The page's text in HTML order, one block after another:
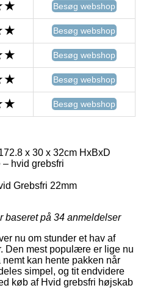
Besøg webshop
Besøg webshop
Besøg webshop
Besøg webshop
Besøg webshop
x 30 x 32cm HxBxD
– hvid grebsfri
Grebsfri 22mm
baseret på 34 anmeldelser
nu om stunder et hav af
Den mest populære er lige nu
kan hente pakken når
simpel, og tit endvidere
køb af Hvid grebsfri højskab